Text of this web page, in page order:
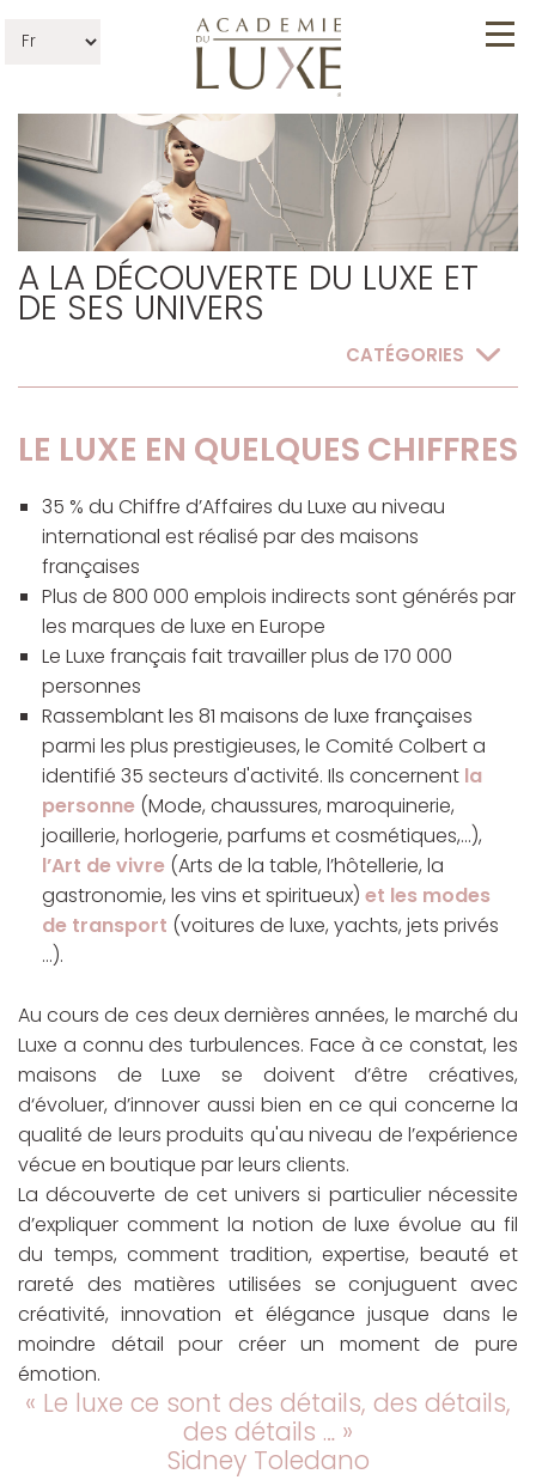
A LA DÉCOUVERTE DU LUXE ET
DE SES UNIVERS
CATÉGORIES
LE LUXE EN QUELQUES CHIFFRES
35 % du Chiffre d’Affaires du Luxe au niveau
international est réalisé par des maisons
françaises
Plus de 800 000 emplois indirects sont générés par
les marques de luxe en Europe
Le Luxe français fait travailler plus de 170 000
personnes
Rassemblant les 81 maisons de luxe françaises
parmi les plus prestigieuses, le Comité Colbert a
identifié 35 secteurs d'activité. Ils concernent la
personne (Mode, chaussures, maroquinerie,
joaillerie, horlogerie, parfums et cosmétiques,...),
l’Art de vivre (Arts de la table, l’hôtellerie, la
gastronomie, les vins et spiritueux) et les modes
de transport (voitures de luxe, yachts, jets privés
...).
Au cours de ces deux dernières années, le marché du
Luxe a connu des turbulences. Face à ce constat, les
maisons de Luxe se doivent d’être créatives,
d‘évoluer, d’innover aussi bien en ce qui concerne la
qualité de leurs produits qu'au niveau de l’expérience
vécue en boutique par leurs clients.
La découverte de cet univers si particulier nécessite
d’expliquer comment la notion de luxe évolue au fil
du temps, comment tradition, expertise, beauté et
rareté des matières utilisées se conjuguent avec
créativité, innovation et élégance jusque dans le
moindre détail pour créer un moment de pure
émotion.
« Le luxe ce sont des détails, des détails,
des détails … »
Sidney Toledano